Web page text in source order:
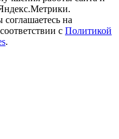
на
с Политикой
.